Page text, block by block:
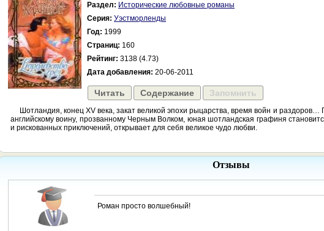
Раздел: Исторические любовные романы
Серия: Уэстморленды
Год: 1999
Страниц: 160
Рейтинг: 3138 (4.73)
Дата добавления: 20-06-2011
Читать Содержание Запомнить
Шотландия, конец XV века, закат великой эпохи рыцарства, время войн и раздоров…
английскому воину, прозванному Черным Волком, юная шотландская графиня
и рискованных приключений, открывает для себя великое чудо любви.
Отзывы
Роман просто волшебный!